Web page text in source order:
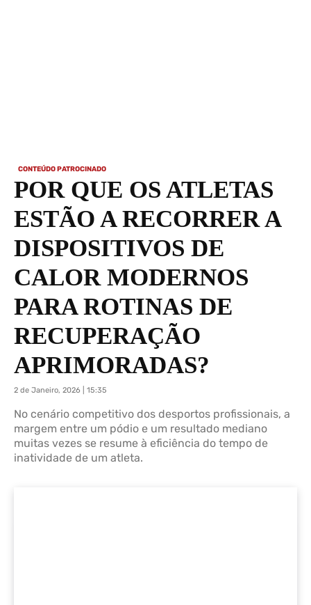
CONTEÚDO PATROCINADO
POR QUE OS ATLETAS
ESTÃO A RECORRER A
DISPOSITIVOS DE
CALOR MODERNOS
PARA ROTINAS DE
RECUPERAÇÃO
APRIMORADAS?
2 de Janeiro, 2026 | 15:35
No cenário competitivo dos desportos profissionais, a
margem entre um pódio e um resultado mediano
muitas vezes se resume à eficiência do tempo de
inatividade de um atleta.